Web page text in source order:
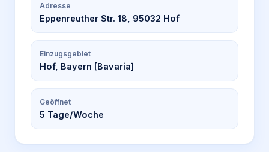
Adresse
Eppenreuther Str. 18, 95032 Hof
Einzugsgebiet
Hof, Bayern [Bavaria]
Geöffnet
5 Tage/Woche